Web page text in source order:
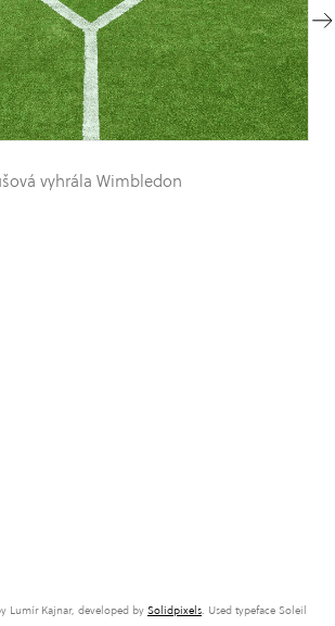
vyhrála Wimbledon
Lumír Kajnar, developed by Solidpixels. Used typeface Soleil